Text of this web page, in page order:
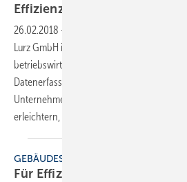
Effizienz in allen
26.02.2018 -
Lurz GmbH in Bad Mergentheim wird das
betriebswirtschaftlichen Software
Datenerfassung und die Integration von
Unternehmen das Arbeiten und
erleichtern, schildert dieser
GEBÄUDESANIERUNG
Für Effizienz mehr